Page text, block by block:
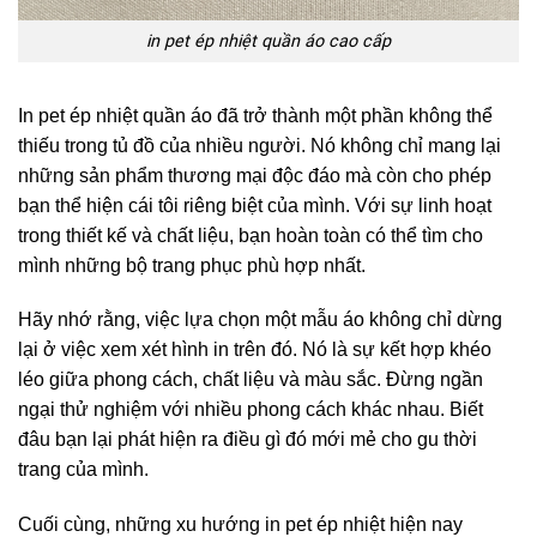
in pet ép nhiệt quần áo cao cấp
In pet ép nhiệt quần áo đã trở thành một phần không thể
thiếu trong tủ đồ của nhiều người. Nó không chỉ mang lại
những sản phẩm thương mại độc đáo mà còn cho phép
bạn thể hiện cái tôi riêng biệt của mình. Với sự linh hoạt
trong thiết kế và chất liệu, bạn hoàn toàn có thể tìm cho
mình những bộ trang phục phù hợp nhất.
Hãy nhớ rằng, việc lựa chọn một mẫu áo không chỉ dừng
lại ở việc xem xét hình in trên đó. Nó là sự kết hợp khéo
léo giữa phong cách, chất liệu và màu sắc. Đừng ngần
ngại thử nghiệm với nhiều phong cách khác nhau. Biết
đâu bạn lại phát hiện ra điều gì đó mới mẻ cho gu thời
trang của mình.
Cuối cùng, những xu hướng in pet ép nhiệt hiện nay